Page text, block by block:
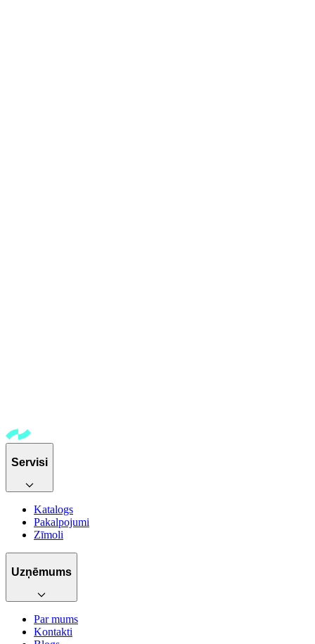
Servisi
Katalogs
Pakalpojumi
Zīmoli
Uzņēmums
Par mums
Kontakti